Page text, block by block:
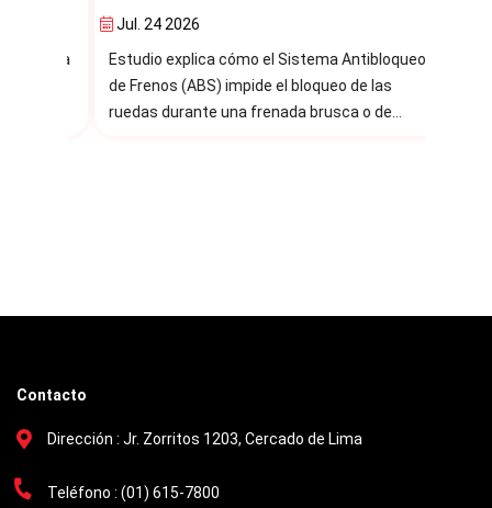
Jul. 24 2026
Estudio explica cómo el Sistema Antibloqueo
de Frenos (ABS) impide el bloqueo de las
ruedas durante una frenada brusca o de
Contacto
Dirección : Jr. Zorritos 1203, Cercado de Lima
Teléfono : (01) 615-7800